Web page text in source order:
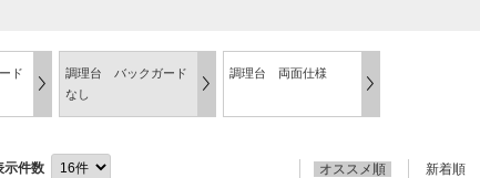
ド
調理台 バックガード
なし
調理台 両面仕様
示件数 オススメ順 新着順